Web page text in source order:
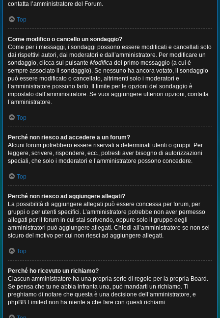
contatta l’amministratore del Forum.
Top
Come modifico o cancello un sondaggio?
Come per i messaggi, i sondaggi possono essere modificati e cancellati solo
dai rispettivi autori, dai moderatori e dall’amministratore. Per modificare un
sondaggio, clicca sul pulsante Modifica del primo messaggio (a cui è
sempre associato il sondaggio). Se nessuno ha ancora votato, il sondaggio
può essere modificato o cancellato, altrimenti solo i moderatori e
l’amministratore possono farlo. Il limite per le opzioni del sondaggio è
impostato dall’amministratore. Se vuoi aggiungere ulteriori opzioni, contatta
l’amministratore.
Top
Perché non riesco ad accedere a un forum?
Alcuni forum potrebbero essere riservati a determinati utenti o gruppi. Per
leggere, scrivere, rispondere, ecc., potresti aver bisogno di autorizzazioni
speciali, che solo i moderatori e l’amministratore possono concedere.
Top
Perché non riesco ad aggiungere allegati?
La possibilità di aggiungere allegati può essere concessa per forum, per
gruppi o per utenti specifici. L’amministratore potrebbe non aver permesso
allegati per il forum in cui stai scrivendo, oppure solo il gruppo degli
amministratori può aggiungere allegati. Chiedi all’amministratore se non sei
sicuro del motivo per cui non riesci ad aggiungere allegati.
Top
Perché ho ricevuto un richiamo?
Ciascun amministratore ha una propria serie di regole per la propria Board.
Se pensa che tu ne abbia infranta una, può mandarti un richiamo. Ti
preghiamo di notare che questa è una decisione dell’amministratore, e
phpBB Limited non ha niente a che fare con questi richiami.